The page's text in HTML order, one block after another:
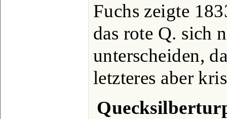
Fuchs zeigte
das rote Q. sich
unterscheiden,
letzteres aber